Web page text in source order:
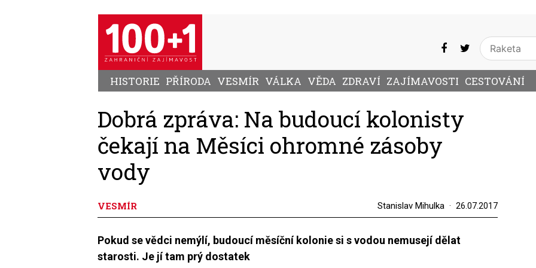
HISTORIE PŘÍRODA VESMÍR VÁLKA VĚDA ZDRAVÍ ZAJÍMAVOSTI CESTOVÁNÍ
Dobrá zpráva: Na budoucí kolonisty
čekají na Měsíci ohromné zásoby
vody
VESMÍR Stanislav Mihulka 26.07.2017
Pokud se vědci nemýlí, budoucí měsíční kolonie si s vodou nemusejí dělat
starosti. Je jí tam prý dostatek